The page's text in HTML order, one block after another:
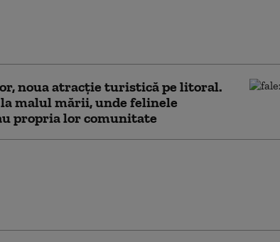
noua atracție turistică pe litoral.
malul mării, unde felinele
propria lor comunitate